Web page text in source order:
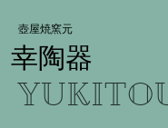
​幸陶器
​壺屋焼窯元